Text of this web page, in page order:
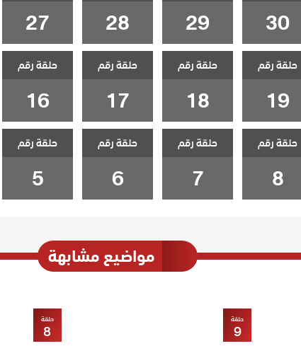
30
29
28
27
حلقة رقم
19
حلقة رقم
18
حلقة رقم
17
حلقة رقم
16
حلقة رقم
8
حلقة رقم
7
حلقة رقم
6
حلقة رقم
5
مواضيع مشابهة
حلقة
9
حلقة
8